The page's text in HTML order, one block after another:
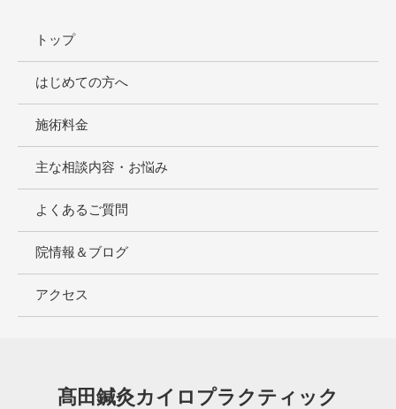
トップ
はじめての方へ
施術料金
主な相談内容・お悩み
よくあるご質問
院情報＆ブログ
アクセス
髙田鍼灸カイロプラクティック